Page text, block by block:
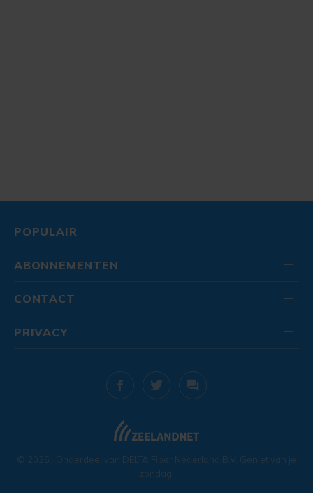
POPULAIR
ABONNEMENTEN
CONTACT
© 2026 . Onderdeel van DELTA Fiber Nederland B.V. Geniet van je
zondag!
PRIVACY